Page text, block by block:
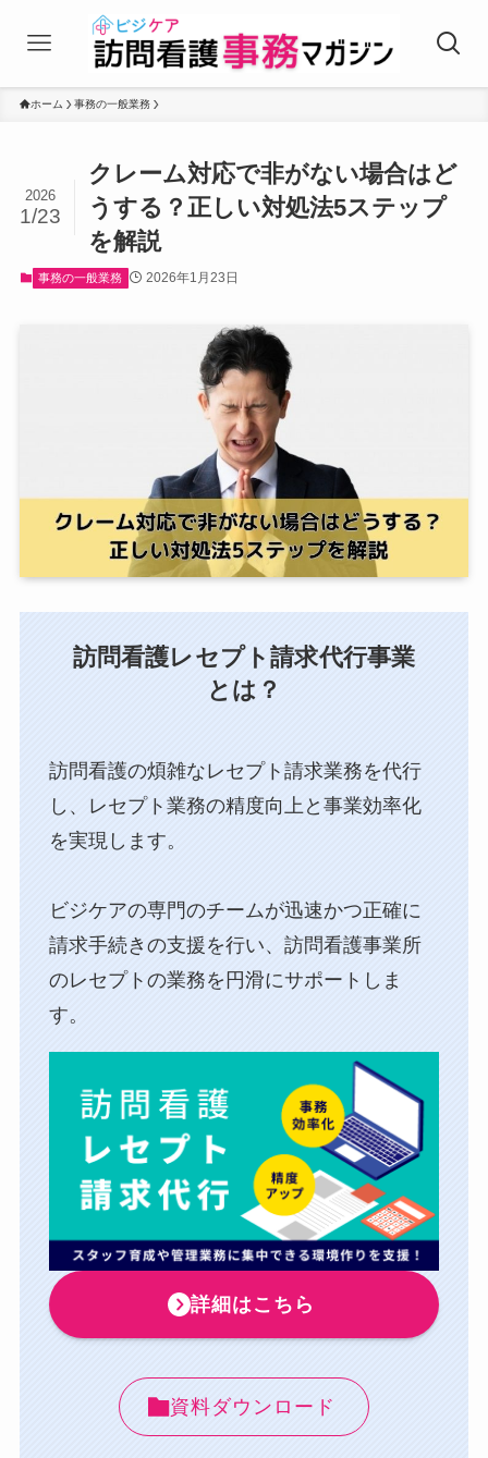
ホーム 事務の一般業務
クレーム対応で非がない場合はど
うする？正しい対処法5ステップ
を解説
2026
1/23
事務の一般業務 2026年1月23日
訪問看護レセプト請求代行事業
とは？
訪問看護の煩雑なレセプト請求業務を代行
し、⁨⁩レセプト業務の精度向上と事業効率化
を実現します。
ビジケアの専門のチームが迅速かつ正確に
請求手続きの支援を行い、訪問看護事業所
のレセプトの業務を円滑にサポートしま
す。
詳細はこちら
資料ダウンロード